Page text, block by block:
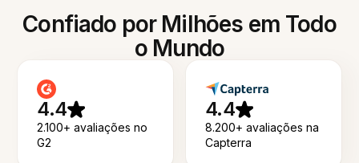
Confiado por Milhões em Todo
o Mundo
4.4
2.100+ avaliações no
G2
4.4
8.200+ avaliações na
Capterra